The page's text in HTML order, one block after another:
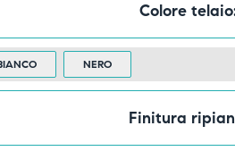
Colore telaio
NERO
Finitura